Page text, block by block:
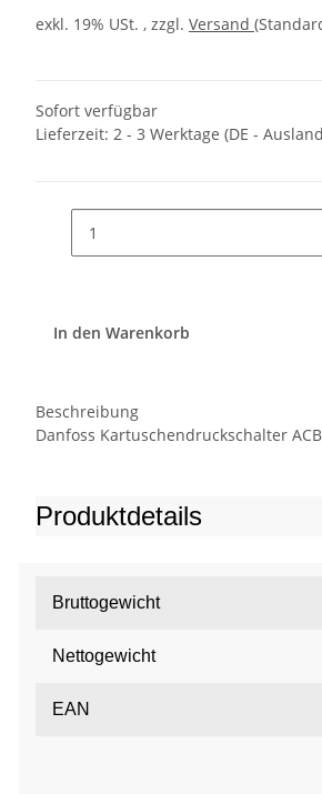
exkl. 19% USt. , zzgl. Versand
Sofort verfügbar
Lieferzeit: 2 - 3 Werktage (DE -
In den Warenkorb
Beschreibung
Danfoss Kartuschendruckschalter
Produktdetails
Bruttogewicht
Nettogewicht
EAN